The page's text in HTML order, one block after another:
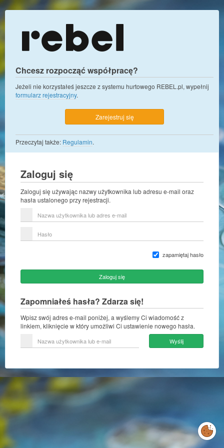
Chcesz rozpocząć współpracę?
Jeżeli nie korzystałeś jeszcze z systemu hurtowego REBEL.pl, wypełnij
formularz rejestracyjny.
Zarejestruj się
Przeczytaj także: Regulamin.
Zaloguj się
Zaloguj się używając nazwy użytkownika lub adresu e-mail oraz
hasła ustalonego przy rejestracji.
użytkownika
e-
zapamiętaj hasło
Zaloguj się
Zapomniałeś hasła? Zdarza się!
Wpisz swój adres e-mail poniżej, a wyślemy Ci wiadomość z
linkiem, kliknięcie w który umożliwi Ci ustawienie nowego hasła.
użytkownika
mail
Wyślij
Zarządzaj
preferencjami
cookies